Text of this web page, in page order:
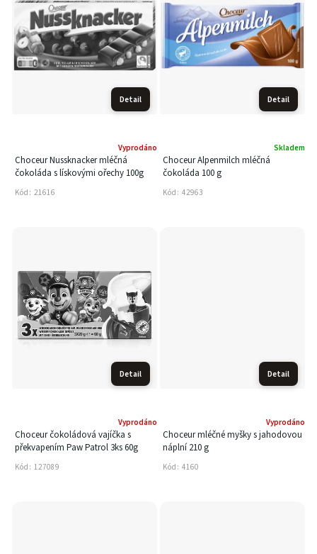
Abecedně
Detail
Choceur Nussknacker mléčná
čokoláda s lískovými ořechy 100g
Vyprodáno
Kód: 21616
Detail
Choceur Alpenmilch mléčná
čokoláda 100 g
Skladem
Kód: 42963
Detail
Choceur čokoládová vajíčka s
překvapením Paw Patrol 3ks 60g
Vyprodáno
Kód: 127089
Detail
Choceur mléčné myšky s jahodovou
náplní 210 g
Vyprodáno
Kód: 4160